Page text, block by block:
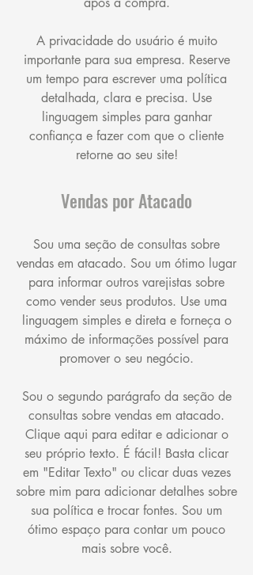
A privacidade do usuário é muito
importante para sua empresa. Reserve
um tempo para escrever uma política
detalhada, clara e precisa. Use
linguagem simples para ganhar
confiança e fazer com que o cliente
retorne ao seu site!
Vendas por Atacado
Sou uma seção de consultas sobre
vendas em atacado. Sou um ótimo lugar
para informar outros varejistas sobre
como vender seus produtos. Use uma
linguagem simples e direta e forneça o
máximo de informações possível para
promover o seu negócio.
Sou o segundo parágrafo da seção de
consultas sobre vendas em atacado.
Clique aqui para editar e adicionar o
seu próprio texto. É fácil! Basta clicar
em "Editar Texto" ou clicar duas vezes
sobre mim para adicionar detalhes sobre
sua política e trocar fontes. Sou um
ótimo espaço para contar um pouco
mais sobre você.